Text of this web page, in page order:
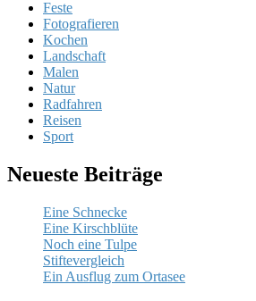
Feste
Fotografieren
Kochen
Landschaft
Malen
Natur
Radfahren
Reisen
Sport
Neueste Beiträge
Eine Schnecke
Eine Kirschblüte
Noch eine Tulpe
Stiftevergleich
Ein Ausflug zum Ortasee